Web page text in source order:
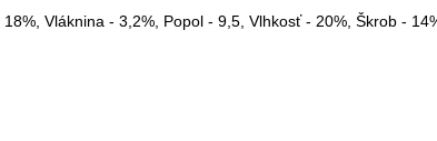
Vláknina - 3,2%, Popol - 9,5, Vlhkosť - 20%, Škrob -